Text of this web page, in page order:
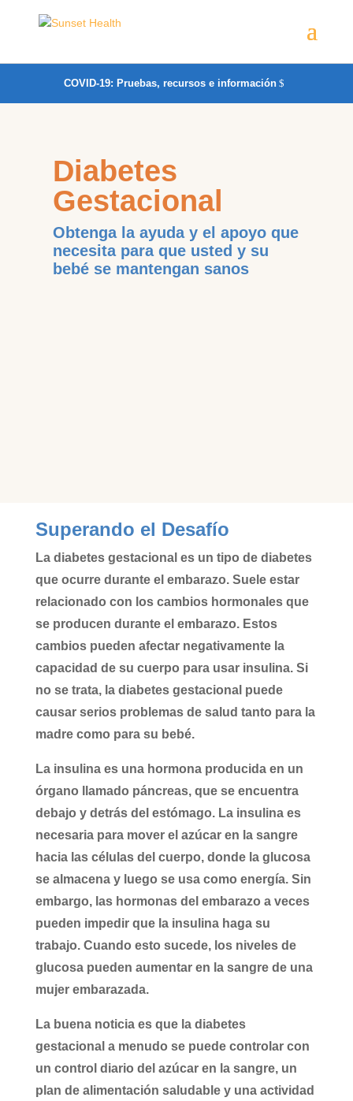
COVID-19: Pruebas, recursos e información
Diabetes
Gestacional
Obtenga la ayuda y el apoyo que
necesita para que usted y su
bebé se mantengan sanos
Superando el Desafío
La diabetes gestacional es un tipo de diabetes
que ocurre durante el embarazo. Suele estar
relacionado con los cambios hormonales que
se producen durante el embarazo. Estos
cambios pueden afectar negativamente la
capacidad de su cuerpo para usar insulina. Si
no se trata, la diabetes gestacional puede
causar serios problemas de salud tanto para la
madre como para su bebé.
La insulina es una hormona producida en un
órgano llamado páncreas, que se encuentra
debajo y detrás del estómago. La insulina es
necesaria para mover el azúcar en la sangre
hacia las células del cuerpo, donde la glucosa
se almacena y luego se usa como energía. Sin
embargo, las hormonas del embarazo a veces
pueden impedir que la insulina haga su
trabajo. Cuando esto sucede, los niveles de
glucosa pueden aumentar en la sangre de una
mujer embarazada.
La buena noticia es que la diabetes
gestacional a menudo se puede controlar con
un control diario del azúcar en la sangre, un
plan de alimentación saludable y una actividad